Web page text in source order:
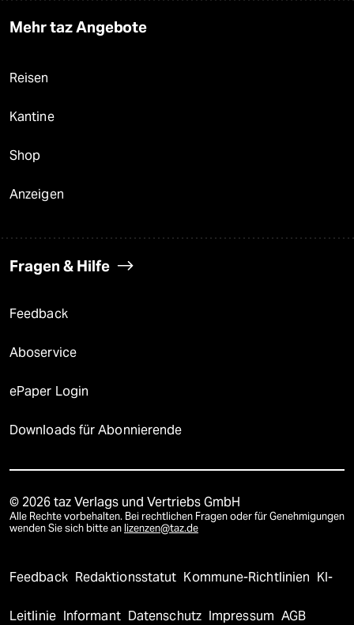
Mehr taz Angebote
Reisen
Kantine
Shop
Anzeigen
Fragen & Hilfe
Feedback
Aboservice
ePaper Login
Downloads für Abonnierende
© 2026 taz Verlags und Vertriebs GmbH
Alle Rechte vorbehalten. Bei rechtlichen Fragen oder für Genehmigungen
wenden Sie sich bitte an lizenzen@taz.de
Feedback Redaktionsstatut Kommune-Richtlinien KI-
Leitlinie Informant Datenschutz Impressum AGB